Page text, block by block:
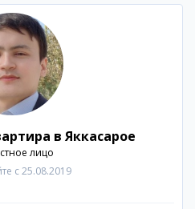
в Яккасарое
лицо
с 25.08.2019